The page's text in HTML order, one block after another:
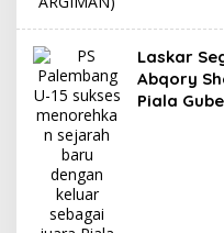
Laskar
Abqory
Piala